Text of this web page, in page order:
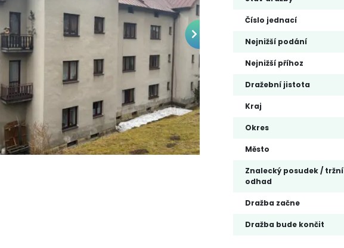
Číslo jednací
Nejnižší podání
Nejnižší příhoz
Dražební jistota
Kraj
Okres
Město
Znalecký posudek / tržní
odhad
Dražba začne
Dražba bude končit